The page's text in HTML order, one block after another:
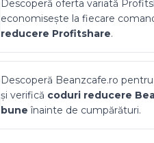
Descoperă oferta variată
economisește la fiecare
reducere Profitshare.
Descoperă Beanzcafe.ro
și verifică coduri reducere
bune înainte de cumpărături.